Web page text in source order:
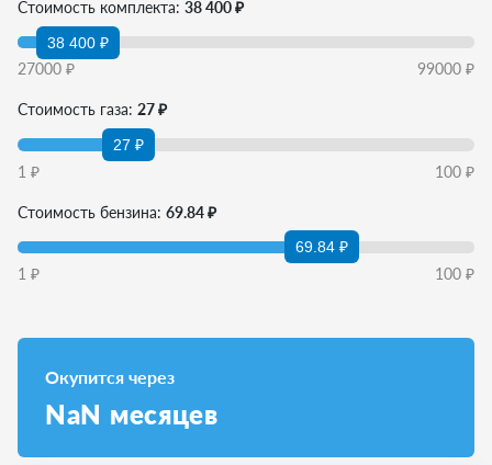
Стоимость комплекта: 38 400 ₽
38 400 ₽
27000 ₽ 99000 ₽
Стоимость газа: 27 ₽
27 ₽
1 ₽ 100 ₽
Стоимость бензина: 69.84 ₽
69.84 ₽
1 ₽ 100 ₽
Окупится через
NaN месяцев